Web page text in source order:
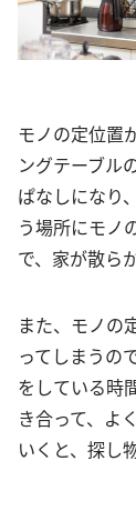
モノの定位置
ングテーブル
ぱなしになり
う場所にモノ
で、家が散ら
また、モノの
ってしまうの
をしている時
き合って、よ
いくと、探し